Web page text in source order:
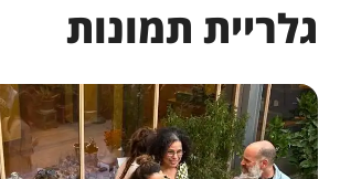
גלריית תמונות